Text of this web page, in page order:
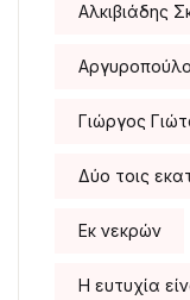
Αλκιβιάδης
Γιώργος
Δύο τοις
Εκ νεκρών
Η ευτυχία